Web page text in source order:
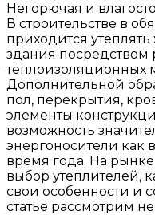
Негорючая и
В строительстве в
приходится
здания посредством
теплоизоляционных
Дополнительной
пол, перекрытия,
элементы
возможность
энергоносители как
время года. На
выбор утеплителей,
свои особенности и
статье рассмотрим